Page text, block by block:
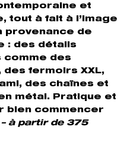
et
tout à fait à l’image
provenance de
: des détails
comme des
fermoirs XXL,
des chaînes et
métal. Pratique et
bien commencer
à partir de 375